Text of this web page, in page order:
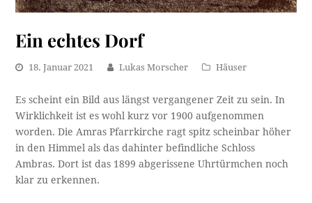
Ein echtes Dorf
18. Januar 2021 Lukas Morscher Häuser
Es scheint ein Bild aus längst vergangener Zeit zu sein. In
Wirklichkeit ist es wohl kurz vor 1900 aufgenommen
worden. Die Amras Pfarrkirche ragt spitz scheinbar höher
in den Himmel als das dahinter befindliche Schloss
Ambras. Dort ist das 1899 abgerissene Uhrtürmchen noch
klar zu erkennen.